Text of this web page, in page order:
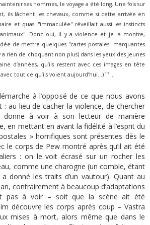
ses hommes, le voyage a été long. Une fois sur
ils lâchent les chevaux, comme si cette arrivée en
et quasi ''immaculée'' réveillait aussi les instincts
Donc oui, il y a violence et je la montre,
de mettre quelques ''cartes postales'' marquantes
a rien de choquant non plus) dans les yeux des jeunes
d’années, qu’ils restent avec ces images en tête
tout ce qu’ils voient aujourd’hui…)17 .
à l’opposé de ce que nous avons
: au lieu de cacher la violence, de chercher
à voir à son lecteur de manière
en mettant en avant la fidélité à l’esprit du
» horrifiques sont présentes dès le
le corps de Pew montré après qu’il ait été
: on le voit écrasé sur un rocher les
comme une charogne (un comble, étant
donné les traits d’un vautour). Quant au
contrairement à beaucoup d’adaptations
pas à voir – soit que la scène ait été
découvre les corps après coup – Vastra
mises à mort, alors même que dans le